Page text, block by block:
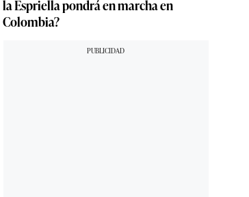
la Espriella pondrá en marcha en
Colombia?